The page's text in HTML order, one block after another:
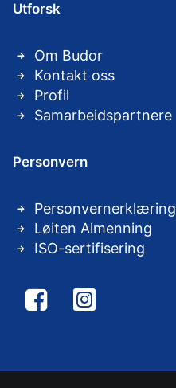
Utforsk
Om Budor
Kontakt oss
Profil
Samarbeidspartnere
Personvern
Personvernerklæring
Løiten Almenning
ISO-sertifisering